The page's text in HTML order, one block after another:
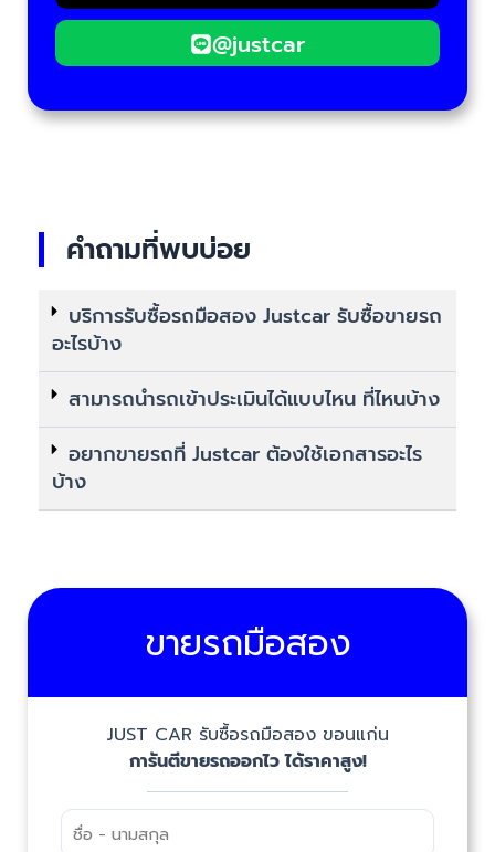
@justcar
คำถามที่พบบ่อย
บริการรับซื้อรถมือสอง Justcar รับซื้อขายรถ
อะไรบ้าง
สามารถนำรถเข้าประเมินได้แบบไหน ที่ไหนบ้าง
อยากขายรถที่ Justcar ต้องใช้เอกสารอะไร
บ้าง
ขายรถมือสอง
JUST CAR รับซื้อรถมือสอง ขอนแก่น
การันตีขายรถออกไว ได้ราคาสูง!